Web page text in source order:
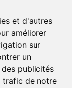
et d'autres
améliorer
sur
un
publicités
trafic de notre
le retrait